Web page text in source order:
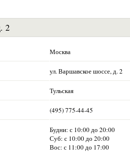
2
Москва
ул. Варшавское шоссе, д. 2
Тульская
(495) 775-44-45
Будни: с 10:00 до 20:00
Суб: с 10:00 до 20:00
Вос: с 11:00 до 17:00